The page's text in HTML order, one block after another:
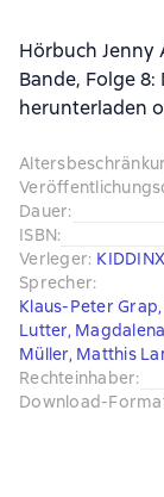
Hörbuch Jenny
Bande, Folge
herunterladen
Dauer:
ISBN:
Verleger: KIDDINX
Sprecher:
Klaus-Peter Grap,
Lutter,
Müller, Matthis
Rechteinhaber:
Download-